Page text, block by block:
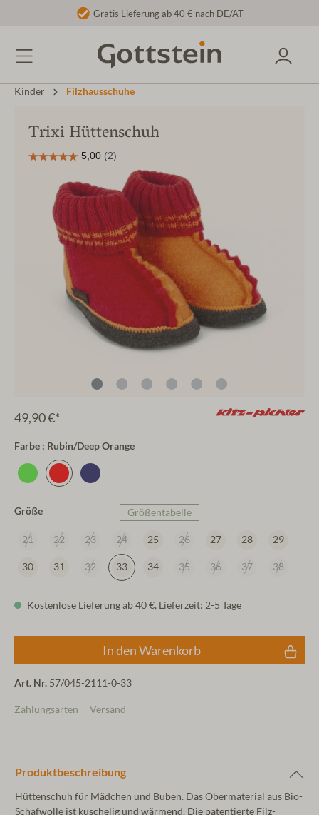
Gratis Lieferung ab 40 € nach DE/AT
Kinder Filzhausschuhe
Trixi Hüttenschuh
49,90 €*
Farbe : Rubin/Deep Orange
Größe Größentabelle
21 22 23 24 25 26 27 28 29
30 31 32 33 34 35 36 37 38
Kostenlose Lieferung ab 40 €, Lieferzeit: 2-5 Tage
In den Warenkorb
Art. Nr. 57/045-2111-0-33
Zahlungsarten Versand
Produktbeschreibung
Hüttenschuh für Mädchen und Buben. Das Obermaterial aus Bio-
Schafwolle ist kuschelig und wärmend. Die patentierte Filz-